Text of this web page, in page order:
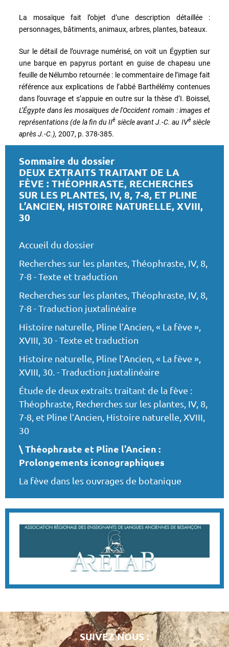
La mosaïque fait l’objet d’une description détaillée :
personnages, bâtiments, animaux, arbres, plantes, bateaux.
Sur le détail de l’ouvrage numérisé, on voit un Égyptien sur
une barque en papyrus portant en guise de chapeau une
feuille de Nélumbo retournée : le commentaire de l’image fait
référence aux explications de l’abbé Barthélémy contenues
dans l’ouvrage et s’appuie en outre sur la thèse d’I. Boissel,
L’Égypte dans les mosaïques de l'Occident romain : images et
représentations (de la fin du IIè siècle avant J.-C. au IVèsiècle
après J.-C.), 2007, p. 378-385.
Sommaire du dossier
DEUX EXTRAITS TRAITANT DE LA
FÈVE : THÉOPHRASTE, RECHERCHES
SUR LES PLANTES, IV, 8, 7-8, ET PLINE
L’ANCIEN, HISTOIRE NATURELLE, XVIII,
30
Accueil du dossier
Recherches sur les plantes, Théophraste, IV, 8,
7-8 - Texte et traduction
Recherches sur les plantes, Théophraste, IV, 8,
7-8 - Traduction juxtalinéaire
Histoire naturelle, Pline l’Ancien, « La fève »,
XVIII, 30 - Texte et traduction
Histoire naturelle, Pline l’Ancien, « La fève »,
XVIII, 30. - Traduction juxtalinéaire
Étude de deux extraits traitant de la fève :
Théophraste, Recherches sur les plantes, IV, 8,
7-8, et Pline l’Ancien, Histoire naturelle, XVIII,
30
Théophraste et Pline l'Ancien :
Prolongements iconographiques
La fève dans les ouvrages de botanique
SUIVEZ NOUS :